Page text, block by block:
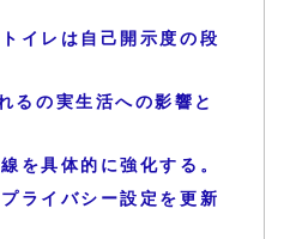
イレは自己開示度の段
るの実生活への影響と
を具体的に強化する。
ライバシー設定を更新